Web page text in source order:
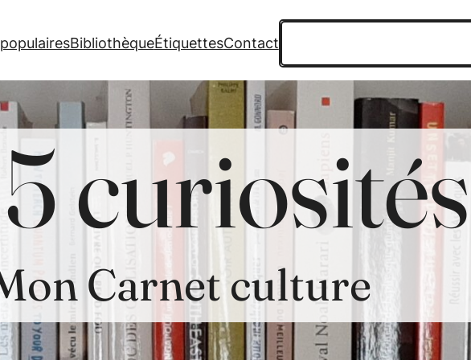
BibliothèqueÉtiquettesContact
curiosités
Carnet culture